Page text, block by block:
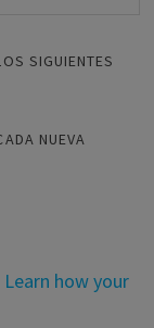
SIGUIENTES
NUEVA
Learn how your